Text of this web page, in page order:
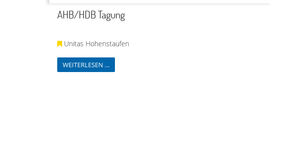
AHB/HDB Tagung
Unitas Hohenstaufen
WEITERLESEN …